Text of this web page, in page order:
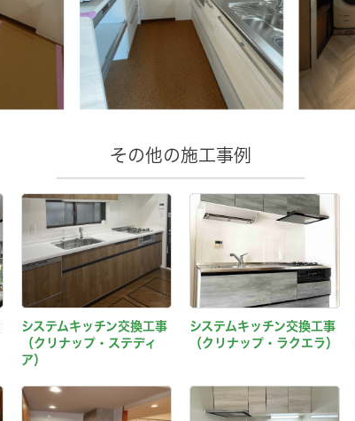
その他の施工事例
システムキッチン交換工事
（クリナップ・ステディ
ア）
システムキッチン交換工事
（クリナップ・ラクエラ）